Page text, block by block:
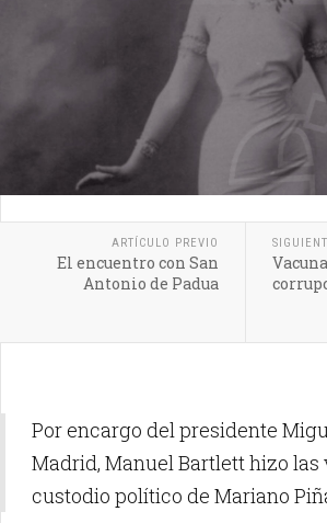
ARTÍCULO PREVIO
El encuentro con San
Antonio de Padua
Por encargo del presidente
Madrid, Manuel Bartlett hizo las
custodio político de Mariano Piña